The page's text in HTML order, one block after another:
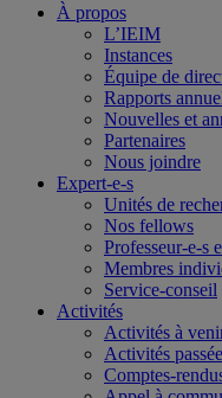
À propos
L’IEIM
Instances
Équipe de
Rapports
Nouvelles et
Partenaires
Nous joindre
Expert-e-s
Unités de
Nos fellows
Professeur-e-s
Membres
Service-conseil
Activités
Activités à
Activités
Comptes-